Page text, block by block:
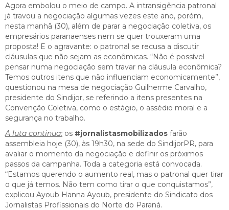
Agora embolou o meio de campo. A intransigência patronal
já travou a negociação algumas vezes este ano, porém,
nesta manhã (30), além de parar a negociação coletiva, os
empresários paranaenses nem se quer trouxeram uma
proposta! E o agravante: o patronal se recusa a discutir
cláusulas que não sejam as econômicas. “Não é possível
pensar numa negociação sem travar na cláusula econômica?
Temos outros itens que não influenciam economicamente”,
questionou na mesa de negociação Guilherme Carvalho,
presidente do Sindijor, se referindo a itens presentes na
Convenção Coletiva, como o estágio, o assédio moral e a
segurança no trabalho.
A luta continua: os #jornalistasmobilizados farão
assembleia hoje (30), às 19h30, na sede do SindijorPR, para
avaliar o momento da negociação e definir os próximos
passos da campanha. Toda a categoria está convocada.
“Estamos querendo o aumento real, mas o patronal quer tirar
o que já temos. Não tem como tirar o que conquistamos”,
explicou Ayoub Hanna Ayoub, presidente do Sindicato dos
Jornalistas Profissionais do Norte do Paraná.